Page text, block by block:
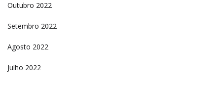
Outubro 2022
Setembro 2022
Agosto 2022
Julho 2022